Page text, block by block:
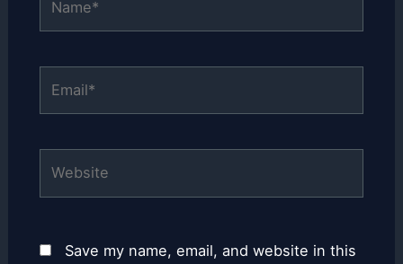
Save my name, email, and website in this